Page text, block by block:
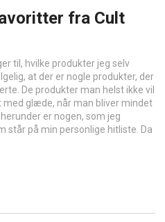
fra Cult
til, hvilke produkter jeg selv
at der er nogle produkter, der
De produkter man helst ikke vil
glæde, når man bliver mindet
er nogen, som jeg
står på min personlige hitliste. Da